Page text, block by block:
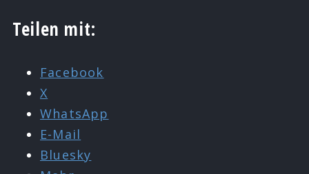
Teilen mit:
Facebook
X
WhatsApp
E-Mail
Bluesky